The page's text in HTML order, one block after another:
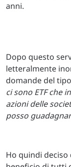
anni.
Dopo questo
letteralmente
domande del
ci sono ETF che
azioni delle
posso
Ho quindi